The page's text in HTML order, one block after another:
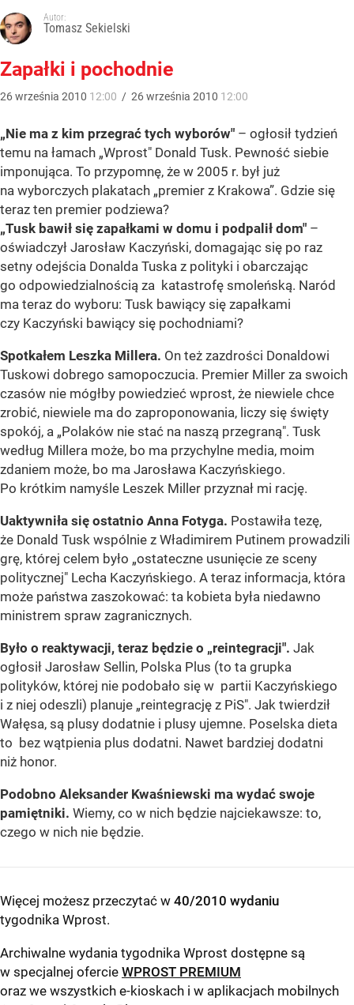
Autor:
Tomasz Sekielski
Zapałki i pochodnie
26września 2010 12:00 / 26września 2010 12:00
„Nie ma z kim przegrać tych wyborów" – ogłosił tydzień
temu na łamach „Wprost" Donald Tusk. Pewność siebie
imponująca. To przypomnę, że w 2005 r. był już
na wyborczych plakatach „premier z Krakowa”. Gdzie się
teraz ten premier podziewa?
„Tusk bawił się zapałkami w domu i podpalił dom" –
oświadczył Jarosław Kaczyński, domagając się po raz
setny odejścia Donalda Tuska z polityki i obarczając
go odpowiedzialnością za katastrofę smoleńską. Naród
ma teraz do wyboru: Tusk bawiący się zapałkami
czy Kaczyński bawiący się pochodniami?
Spotkałem Leszka Millera. On też zazdrości Donaldowi
Tuskowi dobrego samopoczucia. Premier Miller za swoich
czasów nie mógłby powiedzieć wprost, że niewiele chce
zrobić, niewiele ma do zaproponowania, liczy się święty
spokój, a „Polaków nie stać na naszą przegraną". Tusk
według Millera może, bo ma przychylne media, moim
zdaniem może, bo ma Jarosława Kaczyńskiego.
Po krótkim namyśle Leszek Miller przyznał mi rację.
Uaktywniła się ostatnio Anna Fotyga. Postawiła tezę,
że Donald Tusk wspólnie z Władimirem Putinem prowadzili
grę, której celem było „ostateczne usunięcie ze sceny
politycznej" Lecha Kaczyńskiego. A teraz informacja, która
może państwa zaszokować: ta kobieta była niedawno
ministrem spraw zagranicznych.
Było o reaktywacji, teraz będzie o „reintegracji". Jak
ogłosił Jarosław Sellin, Polska Plus (to ta grupka
polityków, której nie podobało się w partii Kaczyńskiego
i z niej odeszli) planuje „reintegrację z PiS". Jak twierdził
Wałęsa, są plusy dodatnie i plusy ujemne. Poselska dieta
to bez wątpienia plus dodatni. Nawet bardziej dodatni
niż honor.
Podobno Aleksander Kwaśniewski ma wydać swoje
pamiętniki. Wiemy, co w nich będzie najciekawsze: to,
czego w nich nie będzie.
Więcej możesz przeczytać w 40/2010 wydaniu
tygodnika Wprost.
Archiwalne wydania tygodnika Wprost dostępne są
w specjalnej ofercie WPROST PREMIUM
oraz we wszystkich e-kioskach i w aplikacjach mobilnych